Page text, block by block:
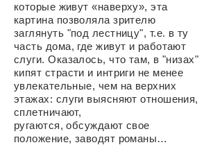
которые живут «наверху», эта
картина позволяла зрителю
заглянуть "под лестницу", т.е. в ту
часть дома, где живут и работают
слуги. Оказалось, что там, в "низах"
кипят страсти и интриги не менее
увлекательные, чем на верхних
этажах: слуги выясняют отношения,
сплетничают,
ругаются, обсуждают свое
положение, заводят романы…